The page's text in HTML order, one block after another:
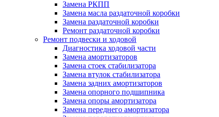
Замена РКПП
Замена масла раздаточной коробки
Замена раздаточной коробки
Ремонт раздаточной коробки
Ремонт подвески и ходовой
Диагностика ходовой части
Замена амортизаторов
Замена стоек стабилизатора
Замена втулок стабилизатора
Замена задних амортизаторов
Замена опорного подшипника
Замена опоры амортизатора
Замена переднего амортизатора